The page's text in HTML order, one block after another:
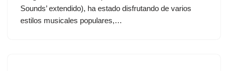
Sounds’ extendido), ha estado disfrutando de varios
estilos musicales populares,…